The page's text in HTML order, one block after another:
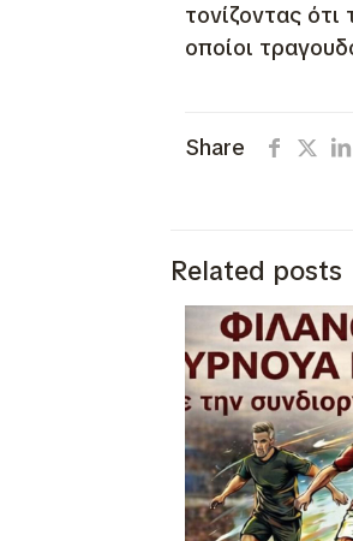
τονίζοντας
οποίοι
Share
Related posts